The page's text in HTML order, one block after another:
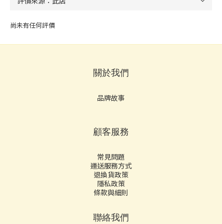
尚未有任何評價
關於我們
品牌故事
顧客服務
常見問題
運送服務方式
退換貨政策
隱私政策
條款與細則
聯絡我們